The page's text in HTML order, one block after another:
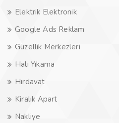
Elektrik Elektronik
Google Ads Reklam
Güzellik Merkezleri
Halı Yıkama
Hırdavat
Kiralık Apart
Nakliye